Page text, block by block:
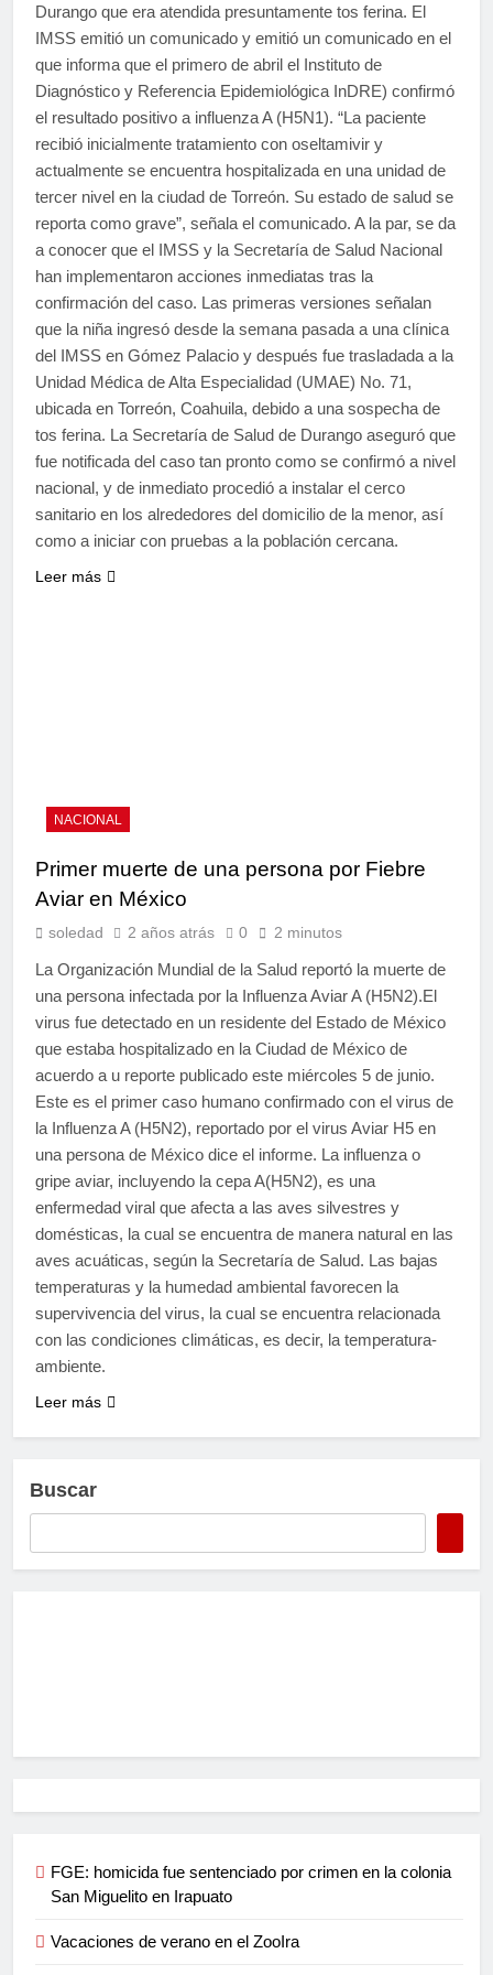
Durango que era atendida presuntamente tos ferina. El
IMSS emitió un comunicado y emitió un comunicado en el
que informa que el primero de abril el Instituto de
Diagnóstico y Referencia Epidemiológica InDRE) confirmó
el resultado positivo a influenza A (H5N1). “La paciente
recibió inicialmente tratamiento con oseltamivir y
actualmente se encuentra hospitalizada en una unidad de
tercer nivel en la ciudad de Torreón. Su estado de salud se
reporta como grave”, señala el comunicado. A la par, se da
a conocer que el IMSS y la Secretaría de Salud Nacional
han implementaron acciones inmediatas tras la
confirmación del caso. Las primeras versiones señalan
que la niña ingresó desde la semana pasada a una clínica
del IMSS en Gómez Palacio y después fue trasladada a la
Unidad Médica de Alta Especialidad (UMAE) No. 71,
ubicada en Torreón, Coahuila, debido a una sospecha de
tos ferina. La Secretaría de Salud de Durango aseguró que
fue notificada del caso tan pronto como se confirmó a nivel
nacional, y de inmediato procedió a instalar el cerco
sanitario en los alrededores del domicilio de la menor, así
como a iniciar con pruebas a la población cercana.
Leer más
NACIONAL
Primer muerte de una persona por Fiebre
Aviar en México
soledad 2 años atrás 0 2 minutos
La Organización Mundial de la Salud reportó la muerte de
una persona infectada por la Influenza Aviar A (H5N2).El
virus fue detectado en un residente del Estado de México
que estaba hospitalizado en la Ciudad de México de
acuerdo a u reporte publicado este miércoles 5 de junio.
Este es el primer caso humano confirmado con el virus de
la Influenza A (H5N2), reportado por el virus Aviar H5 en
una persona de México dice el informe. La influenza o
gripe aviar, incluyendo la cepa A(H5N2), es una
enfermedad viral que afecta a las aves silvestres y
domésticas, la cual se encuentra de manera natural en las
aves acuáticas, según la Secretaría de Salud. Las bajas
temperaturas y la humedad ambiental favorecen la
supervivencia del virus, la cual se encuentra relacionada
con las condiciones climáticas, es decir, la temperatura-
ambiente.
Leer más
Buscar
FGE: homicida fue sentenciado por crimen en la colonia
San Miguelito en Irapuato
Vacaciones de verano en el ZooIra